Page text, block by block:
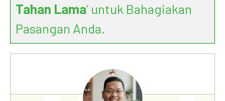
Tahan Lama’ untuk Bahagiakan
Pasangan Anda.